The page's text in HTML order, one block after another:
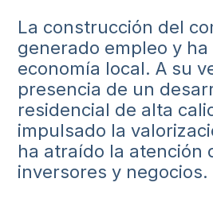
La construcción del
generado empleo y
economía local. A su
presencia de un
residencial de alta
impulsado la
ha atraído la atención
inversores y negocios.